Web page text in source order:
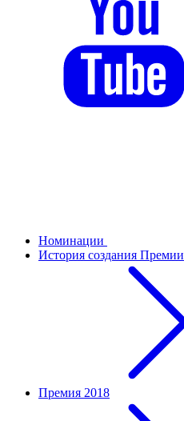
Номинации
История создания Премии
Премия 2018